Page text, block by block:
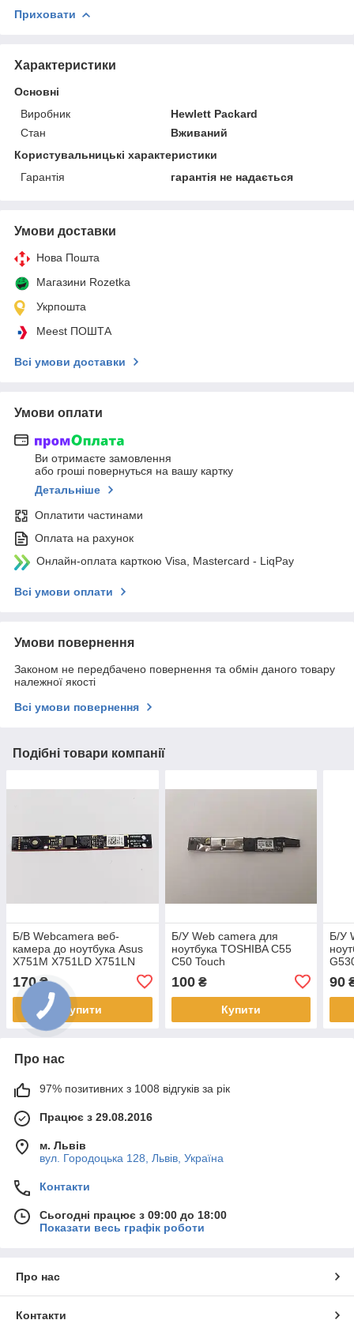
Приховати
Характеристики
Основні
Виробник
Hewlett Packard
Стан
Вживаний
Користувальницькі характеристики
Гарантія
гарантія не надається
Умови доставки
Нова Пошта
Магазини Rozetka
Укрпошта
Meest ПОШТА
Всі умови доставки
Умови оплати
Ви отримаєте замовлення
або гроші повернуться на вашу картку
Детальніше
Оплатити частинами
Оплата на рахунок
Онлайн-оплата карткою Visa, Mastercard - LiqPay
Всі умови оплати
Умови повернення
Законом не передбачено повернення та обмін даного товару
належної якості
Всі умови повернення
Подібні товари компанії
Б/В Webcamera веб-
камера до ноутбука Asus
X751M X751LD X751LN
series (04081-00052400)
170₴
Купити
Б/У Web camera для
ноутбука TOSHIBA C55
C50 Touch
100₴
Купити
Б/У
90
Про нас
97% позитивних з 1008 відгуків за рік
Працює з 29.08.2016
м. Львів
вул. Городоцька 128, Львів, Україна
Контакти
Сьогодні працює з 09:00 до 18:00
Показати весь графік роботи
Про нас
Контакти